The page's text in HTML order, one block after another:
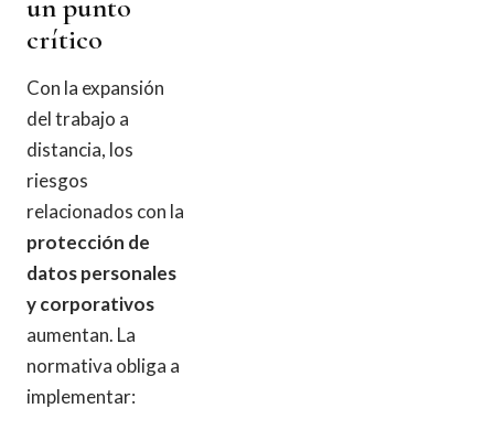
crítico
Con la expansión
del trabajo a
distancia, los
riesgos
relacionados con la
protección de
datos personales
y corporativos
aumentan. La
normativa obliga a
implementar: